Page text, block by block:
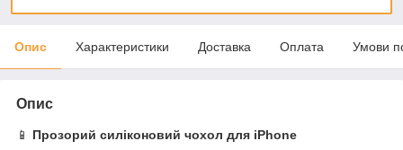
Опис Характеристики Доставка Оплата Умови
Опис
📱 Прозорий силіконовий чохол для iPhone